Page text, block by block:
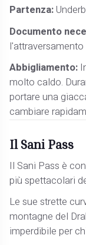
Partenza:
Documento
Abbigliamento:
molto caldo.
portare una
cambiare
Il Sani Pass
Il Sani Pass è
più spettacolari
Le sue strette
montagne del
imperdibile per